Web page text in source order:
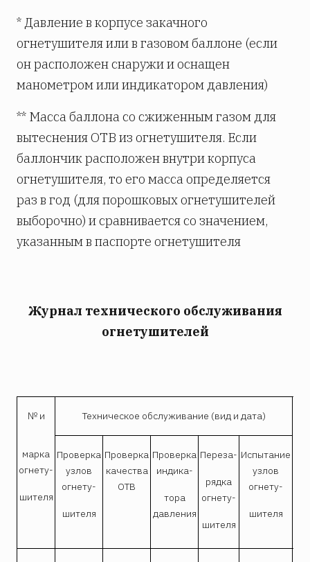
* Давление в корпусе закачного
огнетушителя или в газовом баллоне (если
он расположен снаружи и оснащен
манометром или индикатором давления)
** Масса баллона со сжиженным газом для
вытеснения ОТВ из огнетушителя. Если
баллончик расположен внутри корпуса
огнетушителя, то его масса определяется
раз в год (для порошковых огнетушителей
выборочно) и сравнивается со значением,
указанным в паспорте огнетушителя
Журнал технического обслуживания
огнетушителей
№ и Техническое обслуживание (вид и дата)
марка
огнету-
шителя
Проверка
узлов
огнету-
шителя
Проверка
качества
ОТВ
Проверка
индика-
тора
давления
Переза-
рядка
огнету-
шителя
Испытание
узлов
огнету-
шителя